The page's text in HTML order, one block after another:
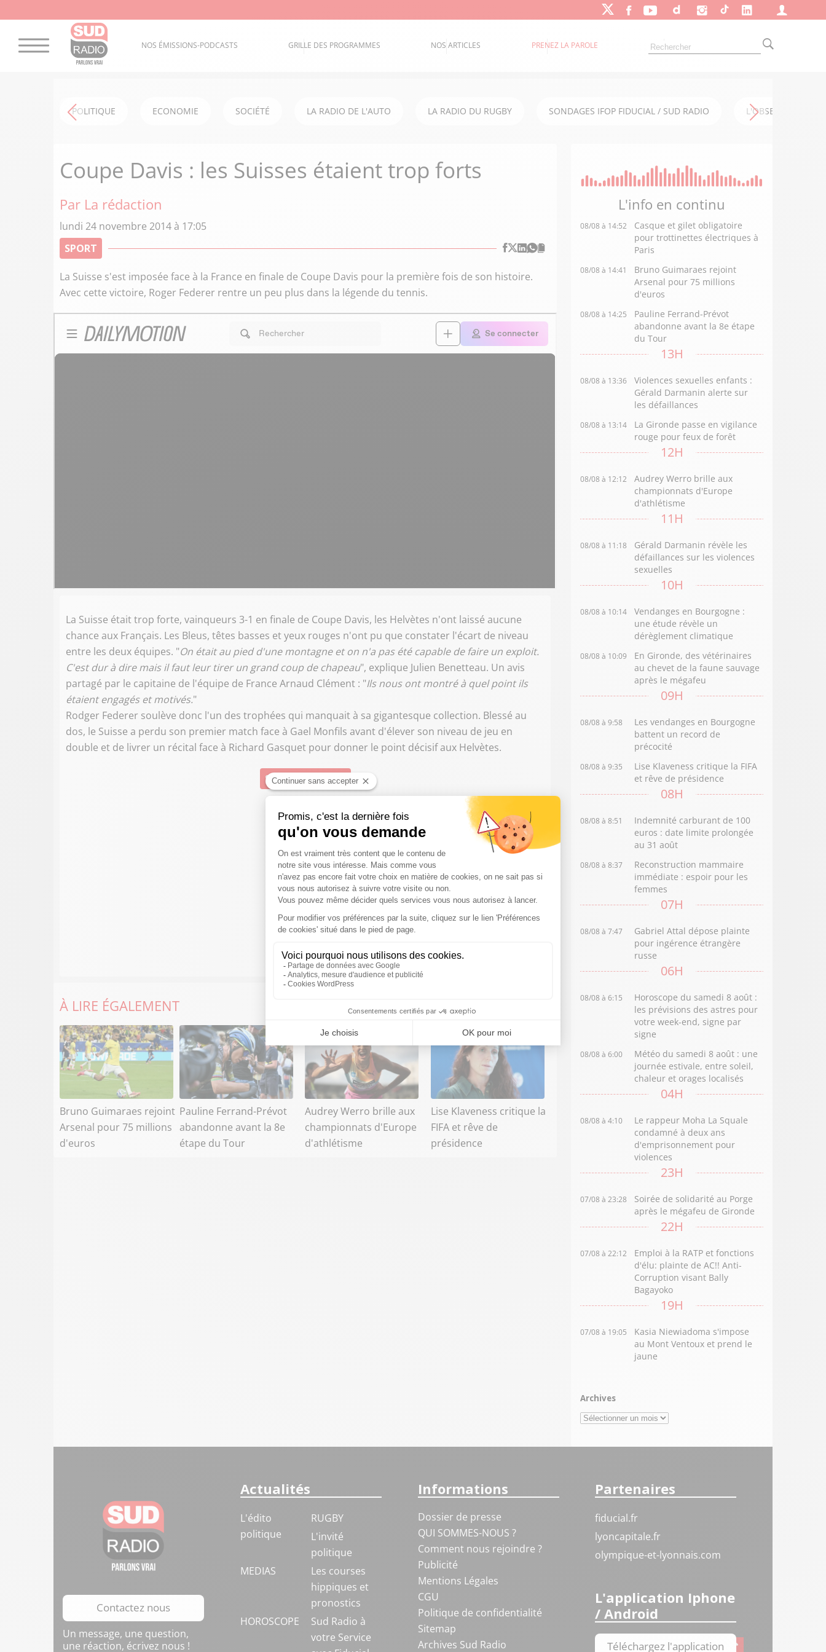
NOS ÉMISSIONS-PODCASTS GRILLE DES PROGRAMMES NOS ARTICLES PRENEZ LA PAROLE
POLITIQUE ECONOMIE SOCIÉTÉ LA RADIO DE L'AUTO LA RADIO DU RUGBY SONDAGES IFOP FIDUCIAL / SUD RADIO L'OBSERVATOIRE
Coupe Davis : les Suisses étaient trop forts
Par La rédaction
lundi 24 novembre 2014 à 17:05
SPORT
La Suisse s'est imposée face à la France en finale de Coupe Davis pour la première fois de son histoire.
Avec cette victoire, Roger Federer rentre un peu plus dans la légende du tennis.
La Suisse était trop forte, vainqueurs 3-1 en finale de Coupe Davis, les Helvètes n'ont laissé aucune
chance aux Français. Les Bleus, têtes basses et yeux rouges n'ont pu que constater l'écart de niveau
entre les deux équipes. "On était au pied d'une montagne et on n'a pas été capable de faire un exploit.
C'est dur à dire mais il faut leur tirer un grand coup de chapeau", explique Julien Benetteau. Un avis
partagé par le capitaine de l'équipe de France Arnaud Clément : "Ils nous ont montré à quel point ils
étaient engagés et motivés."
Rodger Federer soulève donc l'un des trophées qui manquait à sa gigantesque collection. Blessé au
dos, le Suisse a perdu son premier match face à Gael Monfils avant d'élever son niveau de jeu en
double et de livrer un récital face à Richard Gasquet pour donner le point décisif aux Helvètes.
Suivre Sud Radio
À LIRE ÉGALEMENT
Bruno Guimaraes rejoint
Arsenal pour 75 millions
d'euros
Pauline Ferrand-Prévot
abandonne avant la 8e
étape du Tour
Audrey Werro brille aux
championnats d'Europe
d'athlétisme
Lise Klaveness critique la
FIFA et rêve de
présidence
L'info en continu
08/08 à 14:52
Casque et gilet obligatoire
pour trottinettes électriques à
Paris
08/08 à 14:41
Bruno Guimaraes rejoint
Arsenal pour 75 millions
d'euros
08/08 à 14:25
Pauline Ferrand-Prévot
abandonne avant la 8e étape
du Tour
13H
08/08 à 13:36
Violences sexuelles enfants :
Gérald Darmanin alerte sur
les défaillances
08/08 à 13:14
La Gironde passe en vigilance
rouge pour feux de forêt
12H
08/08 à 12:12
Audrey Werro brille aux
championnats d'Europe
d'athlétisme
11H
08/08 à 11:18
Gérald Darmanin révèle les
défaillances sur les violences
sexuelles
10H
08/08 à 10:14
Vendanges en Bourgogne :
une étude révèle un
dérèglement climatique
08/08 à 10:09
En Gironde, des vétérinaires
au chevet de la faune sauvage
après le mégafeu
09H
08/08 à 9:58
Les vendanges en Bourgogne
battent un record de
précocité
08/08 à 9:35
Lise Klaveness critique la FIFA
et rêve de présidence
08H
08/08 à 8:51
Indemnité carburant de 100
euros : date limite prolongée
au 31 août
08/08 à 8:37
Reconstruction mammaire
immédiate : espoir pour les
femmes
07H
08/08 à 7:47
Gabriel Attal dépose plainte
pour ingérence étrangère
russe
06H
08/08 à 6:15
Horoscope du samedi 8 août :
les prévisions des astres pour
votre week-end, signe par
signe
08/08 à 6:00
Météo du samedi 8 août : une
journée estivale, entre soleil,
chaleur et orages localisés
04H
08/08 à 4:10
Le rappeur Moha La Squale
condamné à deux ans
d'emprisonnement pour
violences
23H
07/08 à 23:28
Soirée de solidarité au Porge
après le mégafeu de Gironde
22H
07/08 à 22:12
Emploi à la RATP et fonctions
d'élu: plainte de AC!! Anti-
Corruption visant Bally
Bagayoko
19H
07/08 à 19:05
Kasia Niewiadoma s'impose
au Mont Ventoux et prend le
jaune
Archives
Archives
Contactez nous
Un message, une question,
une réaction, écrivez nous !
Actualités
L'édito
politique
RUGBY
L'invité
politique
MEDIAS
Les courses
hippiques et
pronostics
HOROSCOPE
Sud Radio à
votre Service
Informations
Dossier de presse
QUI SOMMES-NOUS ?
Comment nous rejoindre ?
Publicité
Mentions Légales
CGU
Politique de confidentialité
Sitemap
Archives Sud Radio
Partenaires
fiducial.fr
lyoncapitale.fr
olympique-et-lyonnais.com
L'application Iphone
/ Android
Téléchargez l'application